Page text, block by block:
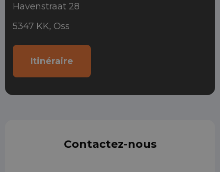
Havenstraat 28
5347 KK, Oss
Itinéraire
Contactez-nous